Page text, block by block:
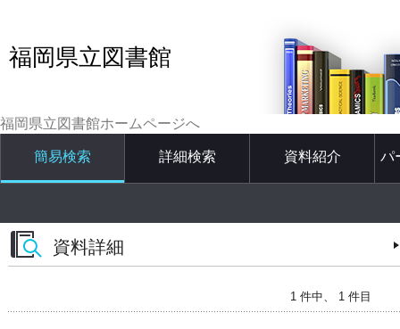
福岡県立図書館
福岡県立図書館ホームページへ
簡易検索 詳細検索 資料紹介 パ
資料詳細
1 件中、 1 件目